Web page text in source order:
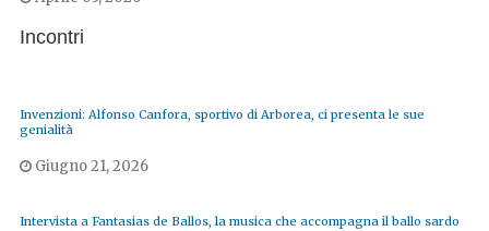
Incontri
Invenzioni: Alfonso Canfora, sportivo di Arborea, ci presenta le sue
genialità
Giugno 21, 2026
Intervista a Fantasias de Ballos, la musica che accompagna il ballo sardo